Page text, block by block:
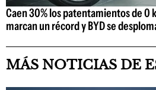
Caen 30% los patentamientos de 0
marcan un récord y BYD se
MÁS NOTICIAS DE